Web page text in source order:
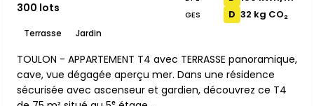
300 lots
Terrasse Jardin
GES D 32 kg CO₂
TOULON - APPARTEMENT T4 avec TERRASSE panoramique,
cave, vue dégagée aperçu mer. Dans une résidence
sécurisée avec ascenseur et gardien, découvrez ce T4